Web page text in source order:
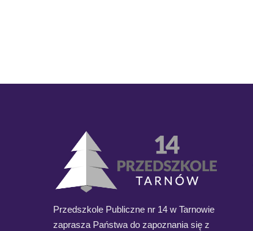
Przedszkole Publiczne nr 14 w Tarnowie
zaprasza Państwa do zapoznania się z